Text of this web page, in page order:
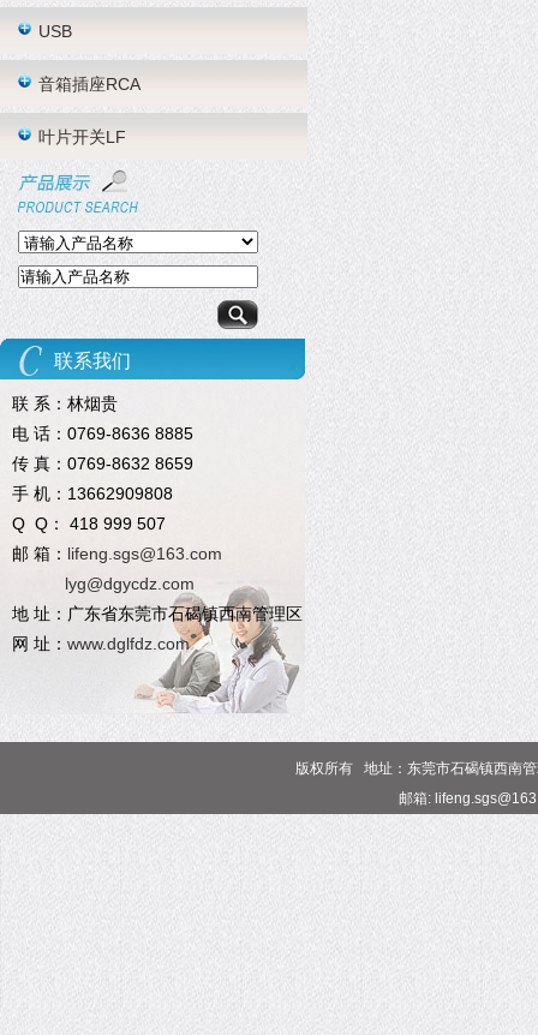
USB
音箱插座RCA
叶片开关LF
联系我们
联 系：林烟贵
电 话：0769-8636 8885
传 真：0769-8632 8659
手 机：13662909808
Q Q： 418 999 507
邮 箱： lifeng.sgs@163.com
lyg@dgycdz.com
地 址：广东省东莞市石碣镇西南管理区
网 址： www.dglfdz.com
版权所有 地址：东莞市石碣镇西南
邮箱: